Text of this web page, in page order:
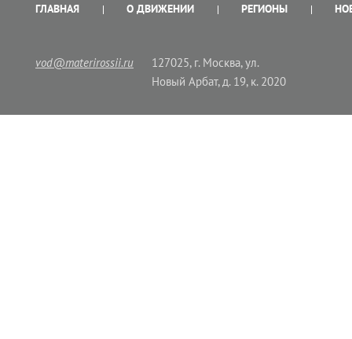
ГЛАВНАЯ О ДВИЖЕНИИ РЕГИОНЫ
vod@materirossii.ru
127025, г. Москва, ул.
Новый Арбат, д. 19, к. 2020